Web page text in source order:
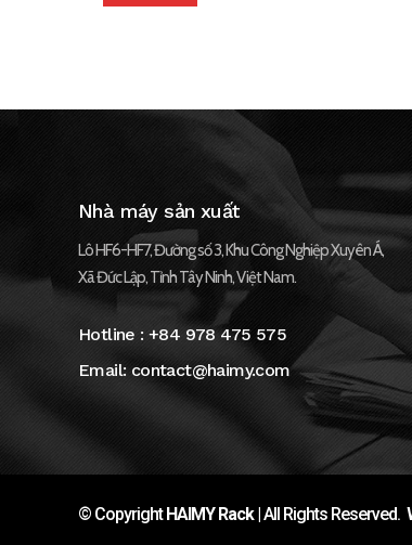
Nhà máy sản xuất
Lô HF6-HF7, Đường số 3, Khu Công Nghiệp Xuyên Á,
Xã Đức Lập, Tỉnh Tây Ninh, Việt Nam.
Hotline :+84 978 475 575
Email:contact@haimy.com
© CopyrightHAIMY Rack| All Rights Reserved.